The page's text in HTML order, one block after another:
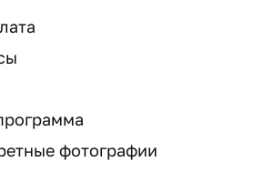
фотографии